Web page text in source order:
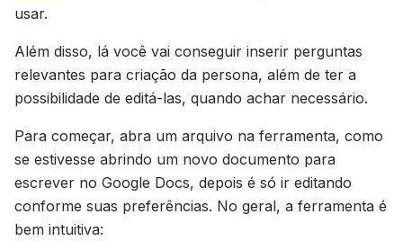
usar.
Além disso, lá você vai conseguir inserir perguntas
relevantes para criação da persona, além de ter a
possibilidade de editá-las, quando achar necessário.
Para começar, abra um arquivo na ferramenta, como
se estivesse abrindo um novo documento para
escrever no Google Docs, depois é só ir editando
conforme suas preferências. No geral, a ferramenta é
bem intuitiva: